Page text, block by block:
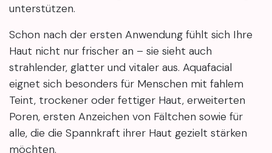
unterstützen.
Schon nach der ersten Anwendung fühlt sich Ihre
Haut nicht nur frischer an – sie sieht auch
strahlender, glatter und vitaler aus. Aquafacial
eignet sich besonders für Menschen mit fahlem
Teint, trockener oder fettiger Haut, erweiterten
Poren, ersten Anzeichen von Fältchen sowie für
alle, die die Spannkraft ihrer Haut gezielt stärken
möchten.